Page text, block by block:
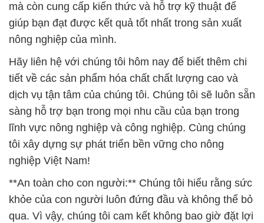
mà còn cung cấp kiến thức và hỗ trợ kỹ thuật để
giúp bạn đạt được kết quả tốt nhất trong sản xuất
nông nghiệp của mình.
Hãy liên hệ với chúng tôi hôm nay để biết thêm chi
tiết về các sản phẩm hóa chất chất lượng cao và
dịch vụ tận tâm của chúng tôi. Chúng tôi sẽ luôn sẵn
sàng hỗ trợ bạn trong mọi nhu cầu của bạn trong
lĩnh vực nông nghiệp và công nghiệp. Cùng chúng
tôi xây dựng sự phát triển bền vững cho nông
nghiệp Việt Nam!
**An toàn cho con người:** Chúng tôi hiểu rằng sức
khỏe của con người luôn đứng đầu và không thể bỏ
qua. Vì vậy, chúng tôi cam kết không bao giờ đặt lợi